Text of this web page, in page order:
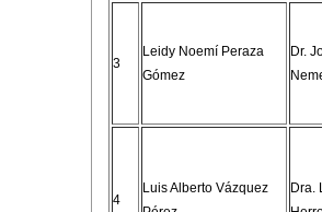
3
Leidy Noemí Peraza
Gómez
Dr.
4
Luis Alberto Vázquez
Dra.